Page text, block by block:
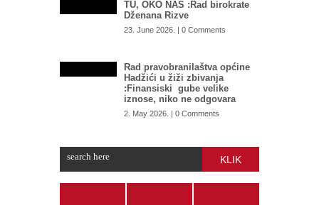
TU, OKO NAS :Rad birokrate
Dženana Rizve
23. June 2026. | 0 Comments
Rad pravobranilaštva općine
Hadžići u žiži zbivanja
:Finansiski gube velike
iznose, niko ne odgovara
2. May 2026. | 0 Comments
KLIK